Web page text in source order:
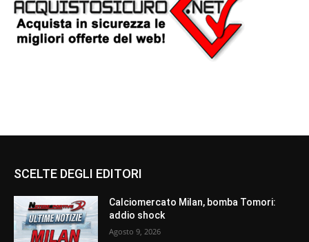
SCELTE DEGLI EDITORI
Calciomercato Milan, bomba Tomori:
addio shock
Agosto 9, 2026